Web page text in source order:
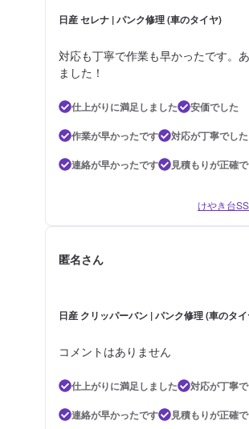
日産 セレナ | パンク修理 (車のタイヤ)
対応も丁寧で作業も早かったです。
ました！
仕上がりに満足しました
安価でした
作業が早かったです
対応が丁寧でした
連絡が早かったです
見積もりが正確
けやき台
匿名さん
日産 クリッパーバン | パンク修理 (車のタ
コメントはありません
仕上がりに満足しました
対応が丁寧
連絡が早かったです
見積もりが正確